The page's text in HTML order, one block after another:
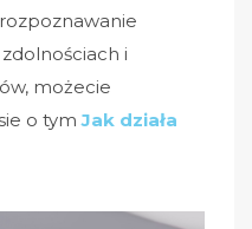
i
możecie
o tymJak działa